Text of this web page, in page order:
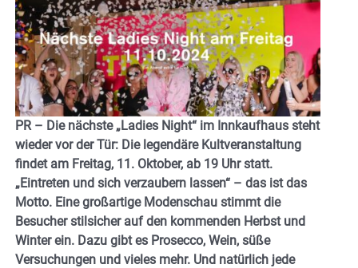
PR – Die nächste „Ladies Night“ im Innkaufhaus steht
wieder vor der Tür: Die legendäre Kultveranstaltung
findet am Freitag, 11. Oktober, ab 19 Uhr statt.
„Eintreten und sich verzaubern lassen“ – das ist das
Motto. Eine großartige Modenschau stimmt die
Besucher stilsicher auf den kommenden Herbst und
Winter ein. Dazu gibt es Prosecco, Wein, süße
Versuchungen und vieles mehr. Und natürlich jede